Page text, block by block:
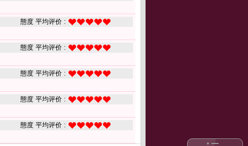
態度 平均评价 :
態度 平均评价 :
態度 平均评价 :
態度 平均评价 :
態度 平均评价 :